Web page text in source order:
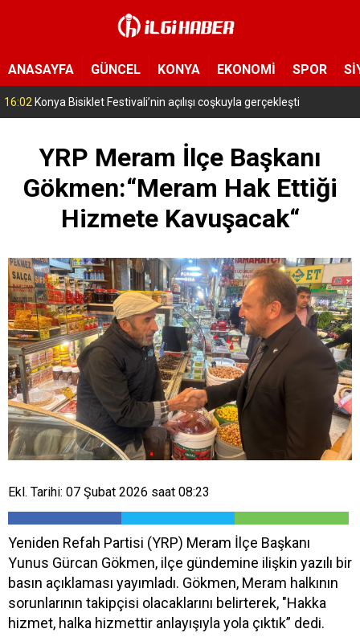
ANASAYFA GÜNCEL KONYA EKONOMİ SPOR
15:11 Konya’da zabıta ve polis sahada! Toplu taşıma araçları tek tek denetleniyor
YRP Meram İlçe Başkanı
Gökmen:“Meram Hak Ettiği
Hizmete Kavuşacak“
Ekl. Tarihi: 07 Şubat 2026 saat 08:23
Yeniden Refah Partisi (YRP) Meram İlçe Başkanı
Yunus Gürcan Gökmen, ilçe gündemine ilişkin yazılı bir
basın açıklaması yayımladı. Gökmen, Meram halkının
sorunlarının takipçisi olacaklarını belirterek, "Hakka
hizmet, halka hizmettir anlayışıyla yola çıktık” dedi.